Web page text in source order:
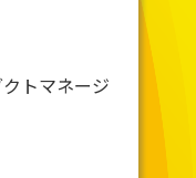
トマネージ